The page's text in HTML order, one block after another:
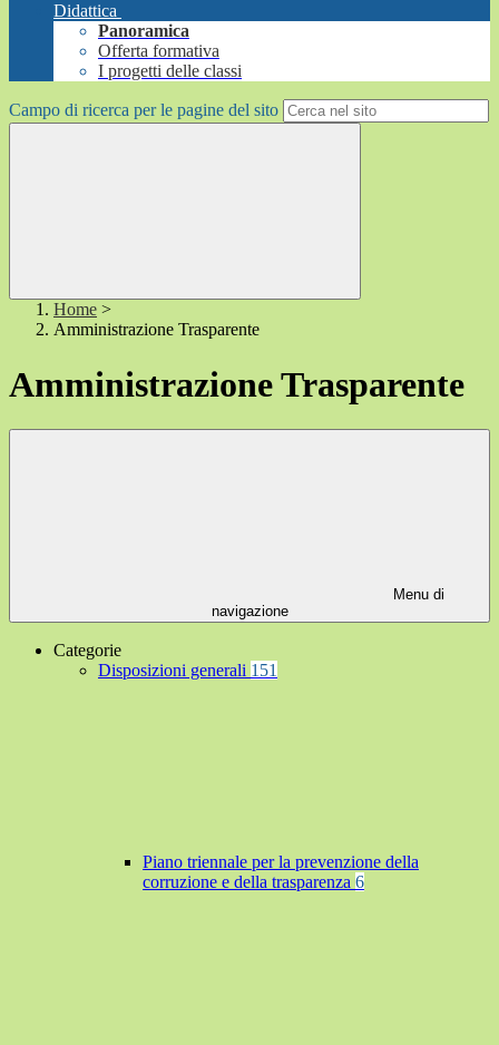
Didattica
Panoramica
Offerta formativa
I progetti delle classi
Campo di ricerca per le pagine del sito
Home >
Amministrazione Trasparente
Amministrazione Trasparente
Menu di
navigazione
Categorie
Disposizioni generali 151
Piano triennale per la prevenzione della
corruzione e della trasparenza 6